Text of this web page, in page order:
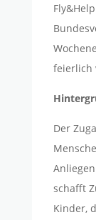
feierlich
Der
schafft
Kinder,